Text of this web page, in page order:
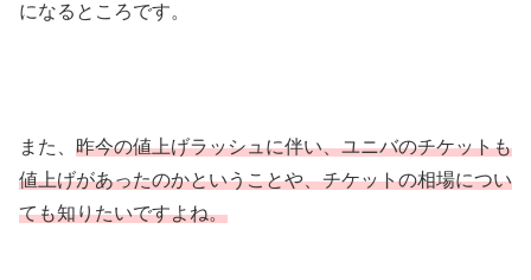
になるところです。
また、 昨今の値上げラッシュに伴い、ユニバのチケットも
値上げがあったのかということや、チケットの相場につい
ても知りたいですよね。